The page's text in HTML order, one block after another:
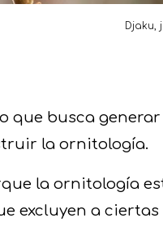
Djaku,
busca
la ornitología.
la ornitología
excluyen a